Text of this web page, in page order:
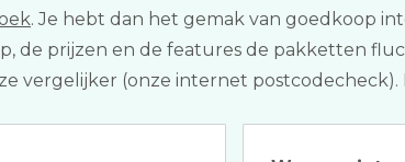
. Je hebt dan het gemak van goedkoop
de prijzen en de features de pakketten
vergelijker (onze internet postcodecheck).